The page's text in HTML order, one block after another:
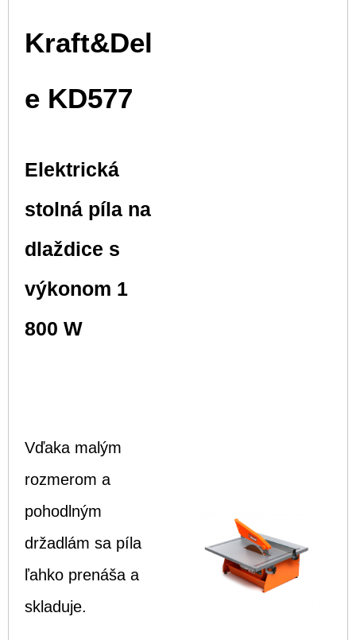
Kraft&Del
e KD577
Elektrická
stolná píla na
dlaždice s
výkonom 1
800 W
Vďaka malým
rozmerom a
pohodlným
držadlám sa píla
ľahko prenáša a
skladuje.